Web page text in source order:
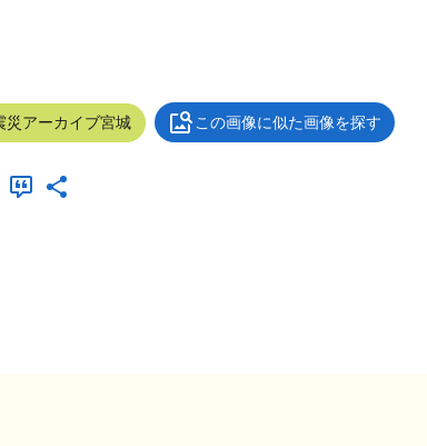
災アーカイブ宮城 この画像に似た画像を探す